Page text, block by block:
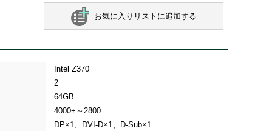
お気に入りリストに追加する
Intel Z370
2
64GB
4000+～2800
DP×1、DVI-D×1、D-Sub×1